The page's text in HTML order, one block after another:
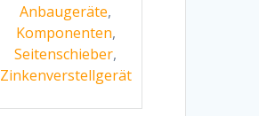
Anbaugeräte,
Komponenten,
Seitenschieber,
Zinkenverstellgerät